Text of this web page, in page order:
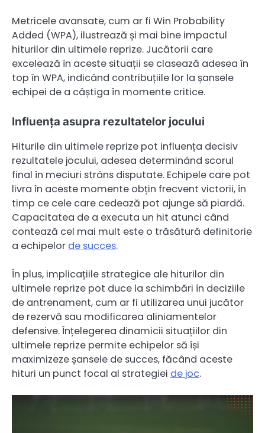
Metricele avansate, cum ar fi Win Probability
Added (WPA), ilustrează și mai bine impactul
hiturilor din ultimele reprize. Jucătorii care
excelează în aceste situații se clasează adesea în
top în WPA, indicând contribuțiile lor la șansele
echipei de a câștiga în momente critice.
Influența asupra rezultatelor jocului
Hiturile din ultimele reprize pot influența decisiv
rezultatele jocului, adesea determinând scorul
final în meciuri strâns disputate. Echipele care pot
livra în aceste momente obțin frecvent victorii, în
timp ce cele care cedează pot ajunge să piardă.
Capacitatea de a executa un hit atunci când
contează cel mai mult este o trăsătură definitorie
a echipelor de succes.
În plus, implicațiile strategice ale hiturilor din
ultimele reprize pot duce la schimbări în deciziile
de antrenament, cum ar fi utilizarea unui jucător
de rezervă sau modificarea aliniamentelor
defensive. Înțelegerea dinamicii situațiilor din
ultimele reprize permite echipelor să își
maximizeze șansele de succes, făcând aceste
hituri un punct focal al strategiei de joc.